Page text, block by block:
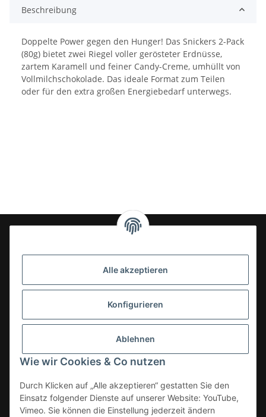
Alle akzeptieren
Konfigurieren
Ablehnen
Wie wir Cookies & Co nutzen
Durch Klicken auf „Alle akzeptieren“ gestatten Sie den
Einsatz folgender Dienste auf unserer Website: YouTube,
Vimeo. Sie können die Einstellung jederzeit ändern
Beschreibung
Doppelte Power gegen den Hunger! Das Snickers 2-Pack
(80g) bietet zwei Riegel voller gerösteter Erdnüsse,
zartem Karamell und feiner Candy-Creme, umhüllt von
Vollmilchschokolade. Das ideale Format zum Teilen
oder für den extra großen Energiebedarf unterwegs.
24-7en Kioskbedarf GmbH
- Sezer Kahveci & Cengiz Inci
33142 Büren, Deutschland
Kategorien
Informationen